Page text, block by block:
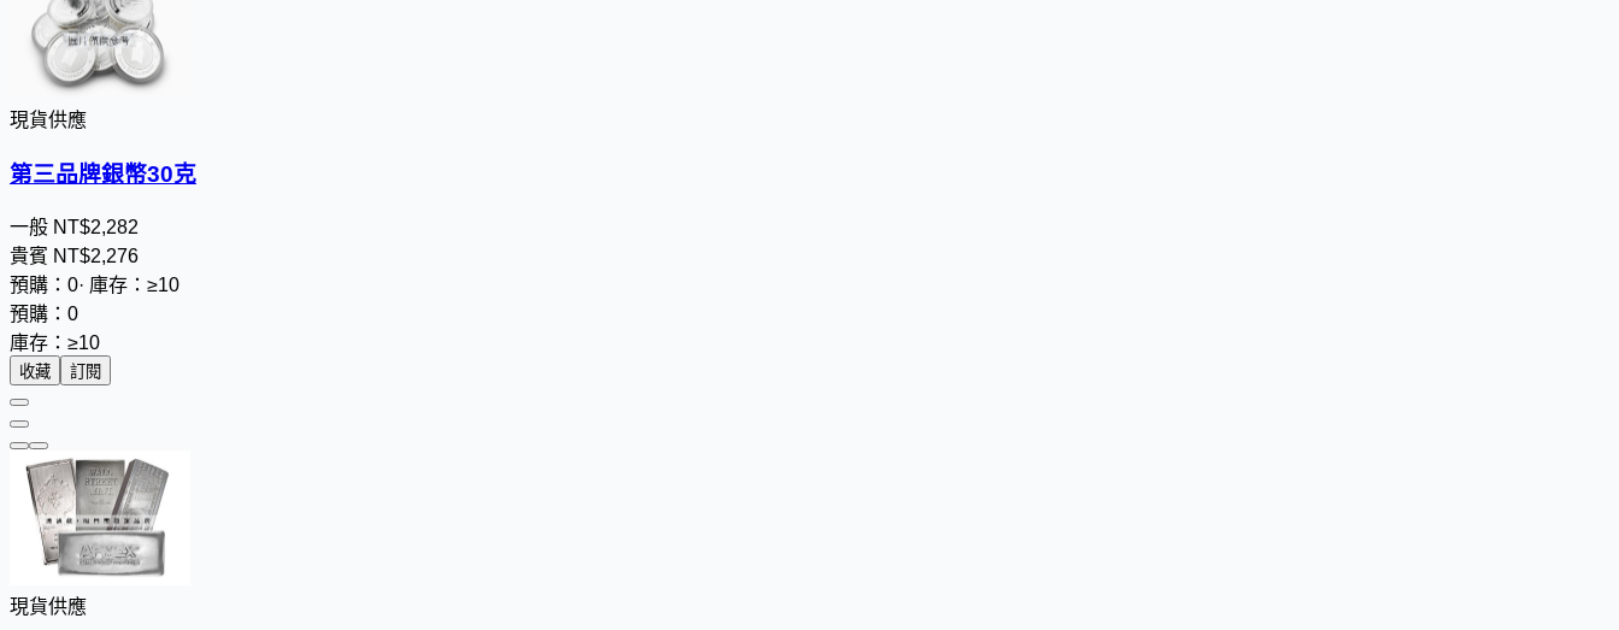
現貨供應
第三品牌銀幣30克
一般 NT$2,282
貴賓 NT$2,276
預購：0· 庫存：≥10
預購：0
庫存：≥10
收藏 訂閱
現貨供應